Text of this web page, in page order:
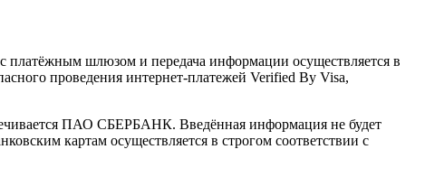
шлюзом и передача информации осуществляется в
проведения интернет-платежей Verified By Visa,
ПАО СБЕРБАНК. Введённая информация не будет
картам осуществляется в строгом соответствии с